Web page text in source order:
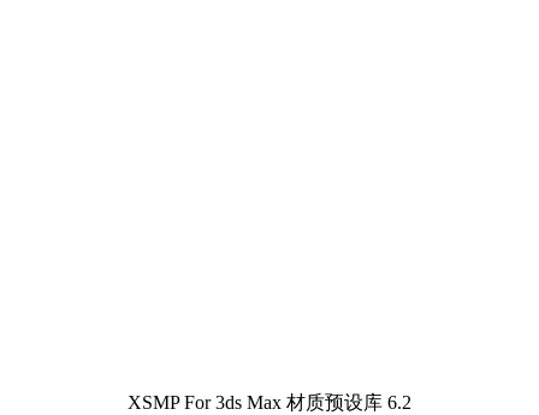
XSMP For 3ds Max 材质预设库 6.2